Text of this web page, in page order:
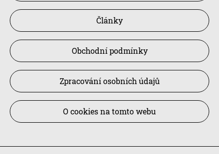
Články
Obchodní podmínky
Zpracování osobních údajů
O cookies na tomto webu